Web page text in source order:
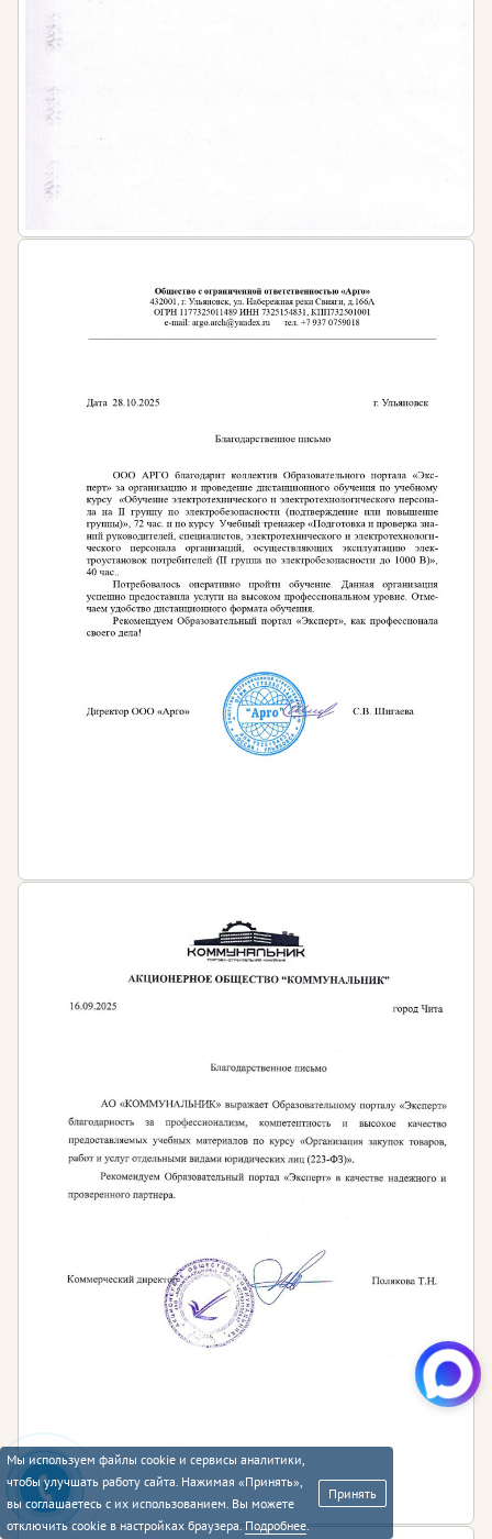
Мы используем файлы cookie и сервисы аналитики,
чтобы улучшать работу сайта. Нажимая «Принять»,
вы соглашаетесь с их использованием. Вы можете
отключить cookie в настройках браузера. Подробнее.
Принять